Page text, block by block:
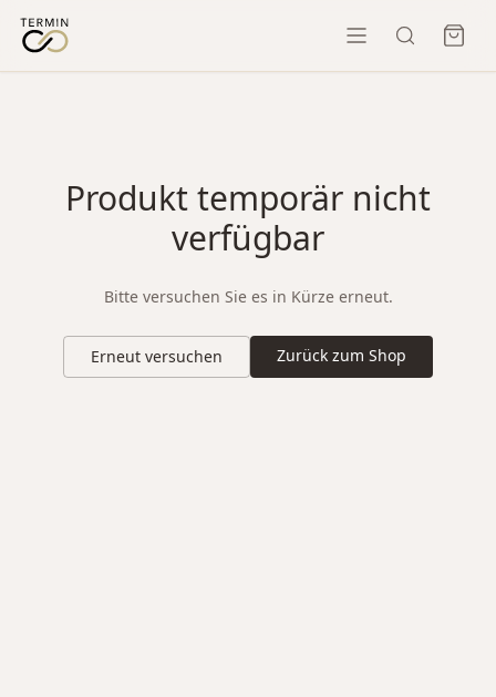
Produkt temporär nicht
verfügbar
Bitte versuchen Sie es in Kürze erneut.
Erneut versuchen Zurück zum Shop